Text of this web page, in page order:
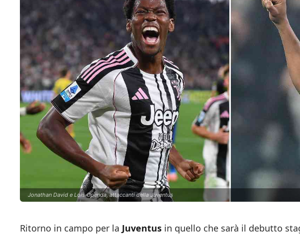
Jonathan David e Lois Openda, attaccanti della Juventus
Ritorno in campo per la Juventus in quello che sarà il debutto